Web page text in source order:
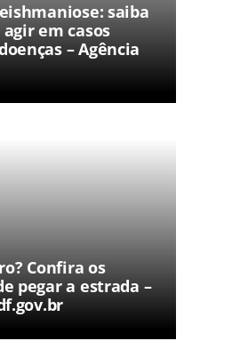
saiba
em casos
– Agência
Confira os
pegar a estrada –